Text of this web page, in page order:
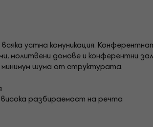
устна комуникация.
молитвени домове и конферентни
шума от структурата.
разбираемост на речта